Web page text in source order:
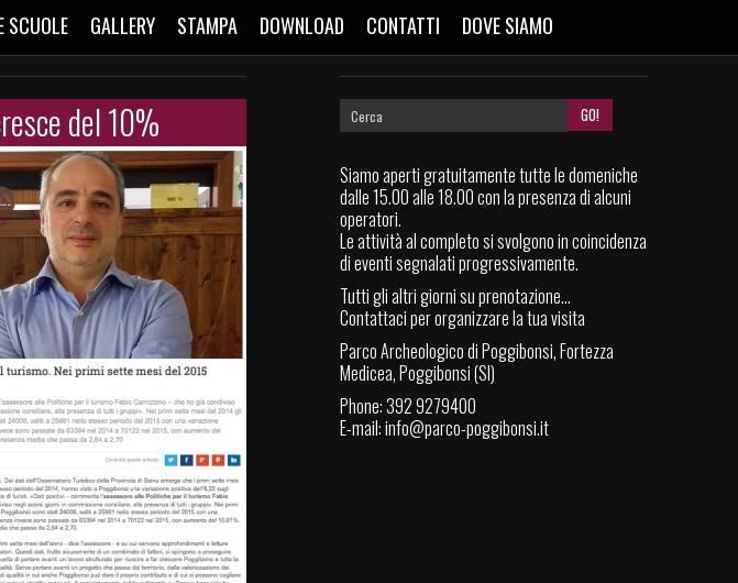
SCUOLE GALLERY STAMPA DOWNLOAD CONTATTI DOVE SIAMO
del 10%
Siamo aperti gratuitamente tutte le domeniche
dalle 15.00 alle 18.00 con la presenza di alcuni
operatori.
Le attività al completo si svolgono in coincidenza
di eventi segnalati progressivamente.
Tutti gli altri giorni su prenotazione...
Contattaci per organizzare la tua visita
Parco Archeologico di Poggibonsi, Fortezza
Medicea, Poggibonsi (SI)
Phone: 392 9279400
E-mail:info@parco-poggibonsi.it